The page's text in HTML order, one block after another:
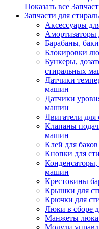
Показать все
Запчасти для
Аксессуары
Амортизаторы
Барабаны,
Блокировки
Бункеры,
стиральных
Датчики
машин
Датчики
машин
Двигатели
Клапаны
машин
Клей для
Кнопки для
машин
Крестовины
Крышки для
Крючки для
Люки в сборе
Манжеты люка
Модули